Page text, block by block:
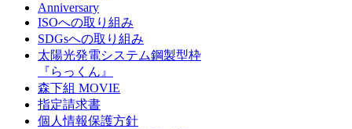
Anniversary
ISOへの取り組み
SDGsへの取り組み
太陽光発電システム鋼製型枠
『らっくん』
森下組 MOVIE
指定請求書
個人情報保護方針